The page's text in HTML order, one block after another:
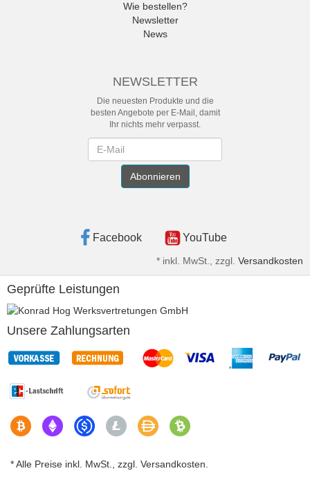
Wie bestellen?
Newsletter
News
NEWSLETTER
Die neuesten Produkte und die
besten Angebote per E-Mail, damit
Ihr nichts mehr verpasst.
Abonnieren
Facebook YouTube
* inkl. MwSt., zzgl. Versandkosten
Geprüfte Leistungen
Unsere Zahlungsarten
* Alle Preise inkl. MwSt., zzgl. Versandkosten.